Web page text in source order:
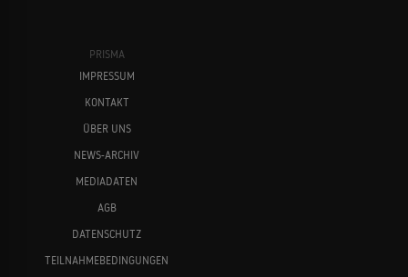
PRISMA
IMPRESSUM
KONTAKT
ÜBER UNS
NEWS-ARCHIV
MEDIADATEN
AGB
DATENSCHUTZ
TEILNAHMEBEDINGUNGEN